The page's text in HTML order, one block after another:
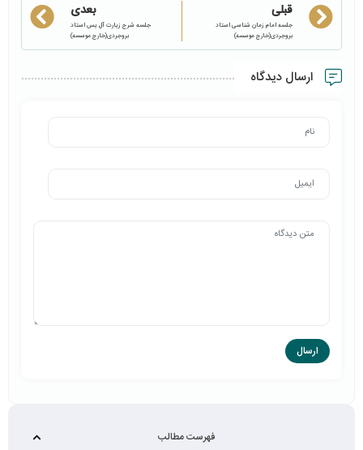
قبلی
جلسه امام زمان شناسی استاد
بروجردی(خارج موسسه)
بعدی
جلسه شرح زیارت آل یس استاد
بروجردی(خارج موسسه)
ارسال دیدگاه
فهرست مطالب